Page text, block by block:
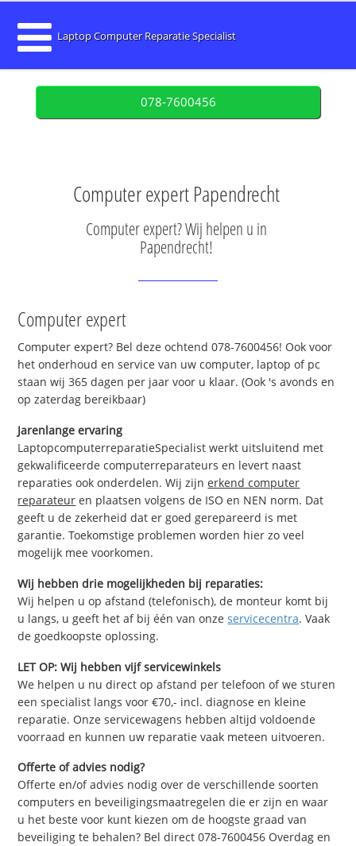
Laptop Computer Reparatie Specialist
078-7600456
Computer expert Papendrecht
Computer expert? Wij helpen u in
Papendrecht!
Computer expert
Computer expert? Bel deze ochtend 078-7600456! Ook voor
het onderhoud en service van uw computer, laptop of pc
staan wij 365 dagen per jaar voor u klaar. (Ook 's avonds en
op zaterdag bereikbaar)
Jarenlange ervaring
LaptopcomputerreparatieSpecialist werkt uitsluitend met
gekwalificeerde computerreparateurs en levert naast
reparaties ook onderdelen. Wij zijnerkend computer
reparateur en plaatsen volgens de ISO en NEN norm. Dat
geeft u de zekerheid dat er goed gerepareerd is met
garantie. Toekomstige problemen worden hier zo veel
mogelijk mee voorkomen.
Wij hebben drie mogelijkheden bij reparaties:
Wij helpen u op afstand (telefonisch), de monteur komt bij
u langs, u geeft het af bij één van onzeservicecentra. Vaak
de goedkoopste oplossing.
LET OP: Wij hebben vijf servicewinkels
We helpen u nu direct op afstand per telefoon of we sturen
een specialist langs voor €70,- incl. diagnose en kleine
reparatie. Onze servicewagens hebben altijd voldoende
voorraad en kunnen uw reparatie vaak meteen uitvoeren.
Offerte of advies nodig?
Offerte en/of advies nodig over de verschillende soorten
computers en beveiligingsmaatregelen die er zijn en waar
u het beste voor kunt kiezen om de hoogste graad van
beveiliging te behalen? Bel direct 078-7600456 Overdag en